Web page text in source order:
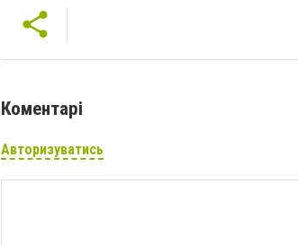
Коментарі
Авторизуватись